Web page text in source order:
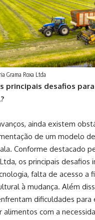
Grama Roxa Ltda
principais desafios
ainda existem
de um modelo
Conforme destacado
os principais desafios
falta de acesso a
à mudança. Além
dificuldades para
alimentos com a